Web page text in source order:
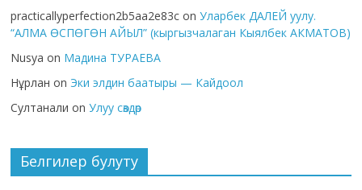
practicallyperfection2b5aa2e83c onУларбек ДАЛЕЙ уулу.
“АЛМА ӨСПӨГӨН АЙЫЛ” (кыргызчалаган Кыялбек АКМАТОВ)
Nusya on Мадина ТУРАЕВА
Нұрлан on Эки элдин баатыры — Кайдоол
Султанали onУлуу сөздөр
Белгилер булуту